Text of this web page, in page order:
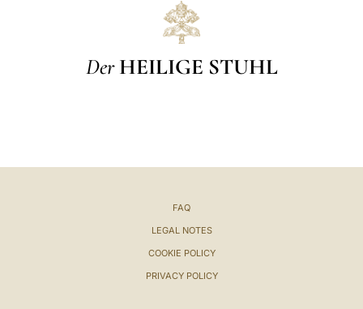
Der HEILIGE STUHL
FAQ
LEGAL NOTES
COOKIE POLICY
PRIVACY POLICY